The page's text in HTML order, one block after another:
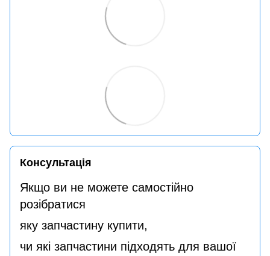
Консультація
Якщо ви не можете самостійно
розібратися
яку запчастину купити,
чи які запчастини підходять для вашої